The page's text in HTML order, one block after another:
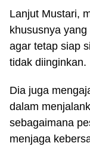
Lanjut Mustari,
khususnya
agar tetap siap
tidak diinginkan.
Dia juga
dalam
sebagaimana
menjaga